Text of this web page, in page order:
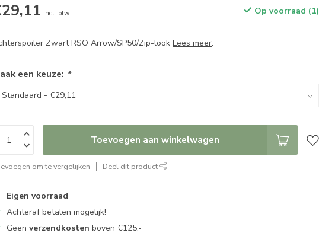
Incl. btw Op voorraad (1)
Zwart RSO Arrow/SP50/Zip-lookLees meer.
een keuze: *
Toevoegen aan winkelwagen
om te vergelijken Deel dit product
Eigen voorraad
Achteraf betalen mogelijk!
Geenverzendkosten boven €125,-